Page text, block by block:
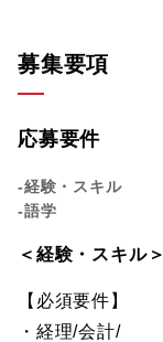
募集要項
応募要件
-経験・スキル
-語学
＜経験・スキル＞
【必須要件】
・経理/会計/